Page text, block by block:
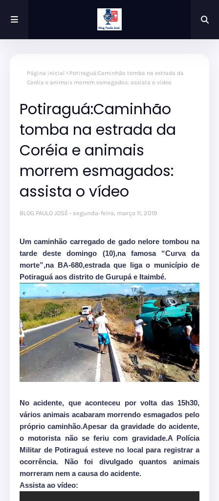
Página inicial
Potiraguá:Caminhão tomba na estrada da
Coréia e animais morrem esmagados: assista o vídeo
Potiraguá:Caminhão
tomba na estrada da
Coréia e animais
morrem esmagados:
assista o vídeo
BLOG PAULO JOSÉ segunda-feira, março 11, 2019
Um caminhão carregado de gado nelore tombou na
tarde deste domingo (10),na famosa “Curva da
morte”,na BA-680,estrada que liga o município de
Potiraguá aos distrito de Gurupá e Itaimbé.
No acidente, que aconteceu por volta das 15h30,
vários animais acabaram morrendo esmagados pelo
próprio caminhão.Apesar da gravidade do acidente,
o motorista não se feriu com gravidade.A Polícia
Militar de Potiraguá esteve no local para registrar a
ocorrência. Não foi divulgado quantos animais
morreram nem a causa do acidente.
Assista ao vídeo: